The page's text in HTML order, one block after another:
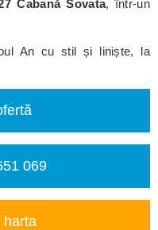
Cabană Sovata, într-un
An cu stil și liniște, la
069